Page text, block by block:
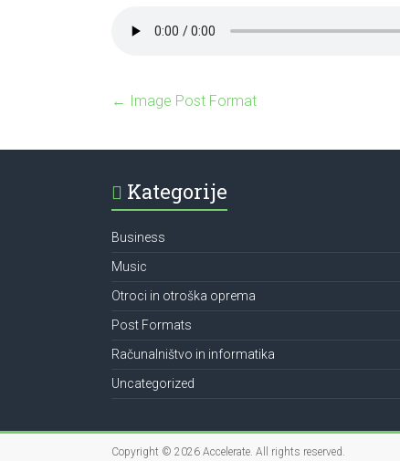
← Image Post Format
Kategorije
Business
Music
Otroci in otroška oprema
Post Formats
Računalništvo in informatika
Uncategorized
Copyright © 2026 Accelerate. All rights reserved.